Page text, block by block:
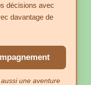
décisions avec
davantage de
une aventure